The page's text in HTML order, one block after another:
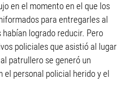
en el momento en el que los
para entregarles al
logrado reducir. Pero
policiales que asistió al lugar
patrullero se generó un
personal policial herido y el